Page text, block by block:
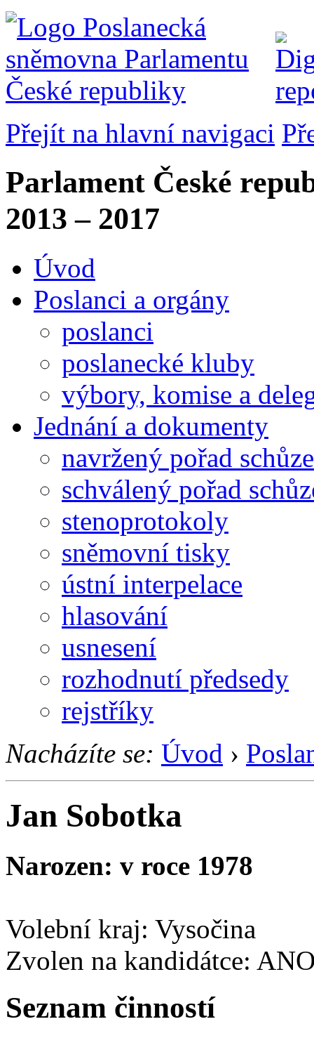
Přejít na hlavní navigaci
Parlament České
2013 – 2017
Úvod
Poslanci a orgány
poslanci
poslanecké kluby
výbory, komise a
Jednání a dokumenty
navržený pořad schůze
schválený pořad
stenoprotokoly
sněmovní tisky
ústní interpelace
hlasování
usnesení
rozhodnutí předsedy
rejstříky
Nacházíte se: Úvod ›
Jan Sobotka
Narozen: v roce 1978
Volební kraj: Vysočina
Zvolen na kandidátce:
Seznam činností